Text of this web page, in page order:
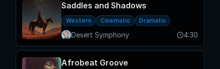
Saddles and Shadows
Western Cinematic Dramatic
Desert Symphony 4:30
Afrobeat Groove